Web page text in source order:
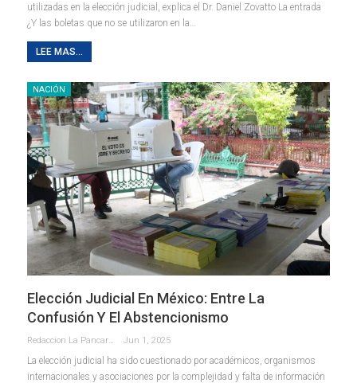
utilizadas en la elección judicial, explica el Dr. Daniel Zovatto La entrada
¿Y las boletas que no se utilizaron en la…
LEE MAS...
NACIÓN
Elección Judicial En México: Entre La
Confusión Y El Abstencionismo
Redaccion La Pancarta De Quintana Roo Jun 1, 2025
La elección judicial ha sido cuestionado por académicos, organismos
internacionales y asociaciones por la complejidad y falta de información